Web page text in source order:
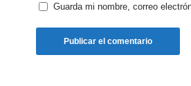
Guarda mi nombre, correo